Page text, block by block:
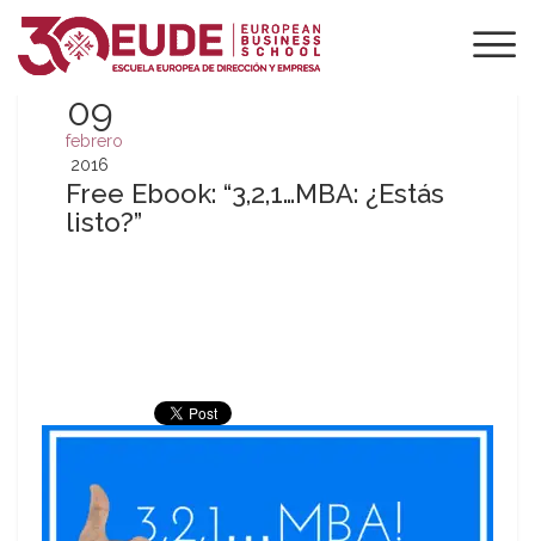
09
febrero
2016
Free Ebook: “3,2,1…MBA: ¿Estás
listo?”